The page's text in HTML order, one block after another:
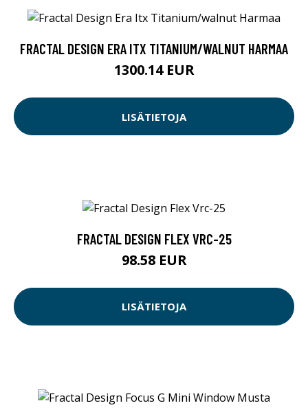
FRACTAL DESIGN ERA ITX TITANIUM/WALNUT HARMAA
1300.14 EUR
LISÄTIETOJA
FRACTAL DESIGN FLEX VRC-25
98.58 EUR
LISÄTIETOJA